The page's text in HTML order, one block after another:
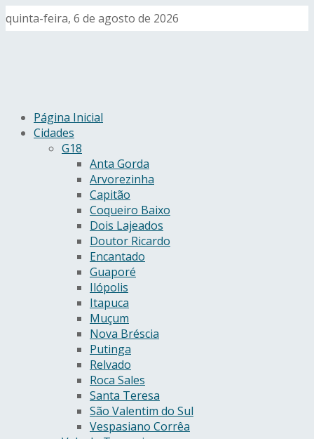
quinta-feira, 6 de agosto de 2026
Página Inicial
Cidades
G18
Anta Gorda
Arvorezinha
Capitão
Coqueiro Baixo
Dois Lajeados
Doutor Ricardo
Encantado
Guaporé
Ilópolis
Itapuca
Muçum
Nova Bréscia
Putinga
Relvado
Roca Sales
Santa Teresa
São Valentim do Sul
Vespasiano Corrêa